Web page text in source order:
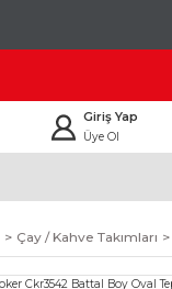
Giriş Yap
Üye Ol
Çay / Kahve Takımları